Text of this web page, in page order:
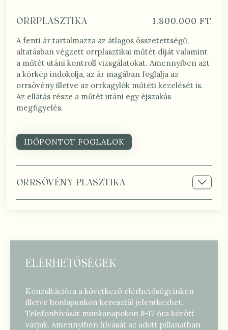
ORRPLASZTIKA 1.800.000 FT
A fenti ár tartalmazza az átlagos összetettségű,
altatásban végzett orrplasztikai műtét díját valamint
a műtét utáni kontroll vizsgálatokat. Amennyiben azt
a kórkép indokolja, az ár magában foglalja az
orrsövény illetve az orrkagylók műtéti kezelését is.
Az ellátás része a műtét utáni egy éjszakás
megfigyelés.
IDŐPONTOT FOGLALOK
ORRSÖVÉNY PLASZTIKA
ELÉRHETŐSÉGEK
Konzultációra a következő elérhetőségeinken
illetve honlapunkon keresztül jelentkezhet.
Telefonhívását munkanapokon 8-17 óra között
várjuk. Amennyiben hívását az adott pillanatban